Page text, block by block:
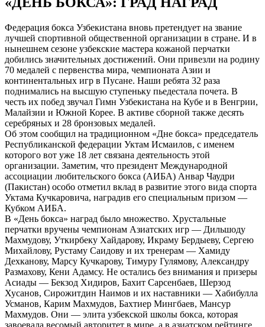
Федерация бокса Узбекистана вновь претендует на звание
лучшей спортивной общественной организации в стране. И в
нынешнем сезоне узбекские мастера кожаной перчатки
добились значительных достижений. Они привезли на родину
70 медалей с первенства мира, чемпионата Азии и
континентальных игр в Пусане. Наши ребята 32 раза
поднимались на высшую ступеньку пьедестала почета. В
честь их побед звучал Гимн Узбекистана на Кубе и в Венгрии,
Малайзии и Южной Корее. В активе сборной также десять
серебряных и 28 бронзовых медалей.
Об этом сообщил на традиционном «Дне бокса» председатель
Республиканской федерации Уктам Исмаилов, с именем
которого вот уже 18 лет связана деятельность этой
организации. Заметим, что президент Международной
ассоциации любительского бокса (АИБА) Анвар Чаудри
(Пакистан) особо отметил вклад в развитие этого вида спорта
Уктама Кучкаровича, наградив его специальным призом —
Кубком АИБА.
В «День бокса» наград было множество. Хрустальные
перчатки вручены чемпионам Азиатских игр — Дильшоду
Махмудову, Уткирбеку Хайдарову, Икраму Бердыеву, Сергею
Михайлову, Рустаму Саидову и их тренерам — Хамиду
Дехканову, Марсу Кучкарову, Тимуру Гулямову, Александру
Размахову, Кени Адамсу. Не остались без внимания и призеры
Асиады — Бекзод Хидиров, Бахит Сарсенбаев, Шерзод
Хусанов, Сирожитдин Наимов и их наставники — Хабибулла
Усманов, Карим Махмудов, Бахтиер Мингбаев, Мансур
Махмудов. Они — элита узбекской школы бокса, которая
завоевала весомый авторитет в мире, а в азиатском рейтинге